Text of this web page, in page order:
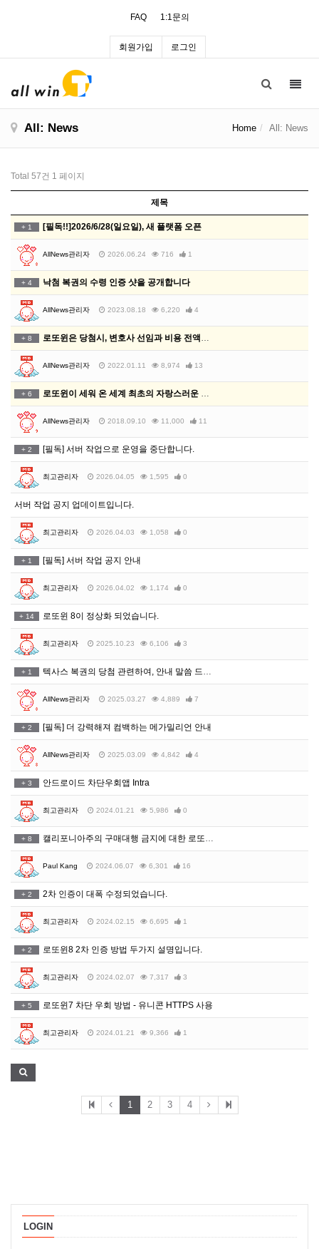
FAQ 1:1문의
회원가입 로그인
All: News Home All: News
Total 57건 1 페이지
제목
+ 1 [필독!!]2026/6/28(일요일), 새 플랫폼 오픈
AllNews관리자 2026.06.24 716 1
+ 4 낙첨 복권의 수령 인증 샷을 공개합니다
AllNews관리자 2023.08.18 6,220 4
+ 8 로또윈은 당첨시, 변호사 선임과 비용 전액을 지원합니다
AllNews관리자 2022.01.11 8,974 13
+ 6 로또윈이 세워 온 세계 최초의 자랑스러운 이정표들!!!
AllNews관리자 2018.09.10 11,000 11
+ 2 [필독] 서버 작업으로 운영을 중단합니다.
최고관리자 2026.04.05 1,595 0
서버 작업 공지 업데이트입니다.
최고관리자 2026.04.03 1,058 0
+ 1 [필독] 서버 작업 공지 안내
최고관리자 2026.04.02 1,174 0
+ 14 로또윈 8이 정상화 되었습니다.
최고관리자 2025.10.23 6,106 3
+ 1 텍사스 복권의 당첨 관련하여, 안내 말씀 드립니다.
AllNews관리자 2025.03.27 4,889 7
+ 2 [필독] 더 강력해져 컴백하는 메가밀리언 안내
AllNews관리자 2025.03.09 4,842 4
+ 3 안드로이드 차단우회앱 Intra
최고관리자 2024.01.21 5,986 0
+ 8 캘리포니아주의 구매대행 금지에 대한 로또윈의 입장입니다
Paul Kang 2024.06.07 6,301 16
+ 2 2차 인증이 대폭 수정되었습니다.
최고관리자 2024.02.15 6,695 1
+ 2 로또윈8 2차 인증 방법 두가지 설명입니다.
최고관리자 2024.02.07 7,317 3
+ 5 로또윈7 차단 우회 방법 - 유니콘 HTTPS 사용
최고관리자 2024.01.21 9,366 1
1 2 3 4
LOGIN